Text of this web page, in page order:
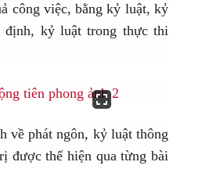
công việc, bằng kỷ luật, kỷ
định, kỷ luật trong thực thi
về phát ngôn, kỷ luật thông
được thể hiện qua từng bài